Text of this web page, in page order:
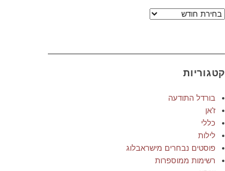
ארכיון
קטגוריות
בורדל התודעה
ז'אן
כללי
לילות
פוסטים נבחרים מישראבלוג
רשימות ממוספרות